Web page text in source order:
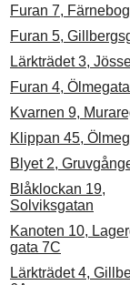
Furan 7,
Furan 5,
Lärkträdet 3,
Furan 4,
Kvarnen 9,
Klippan 45,
Blyet 2,
Blåklockan 19,
Solviksgatan
Kanoten 10,
gata 7C
Lärkträdet 4,